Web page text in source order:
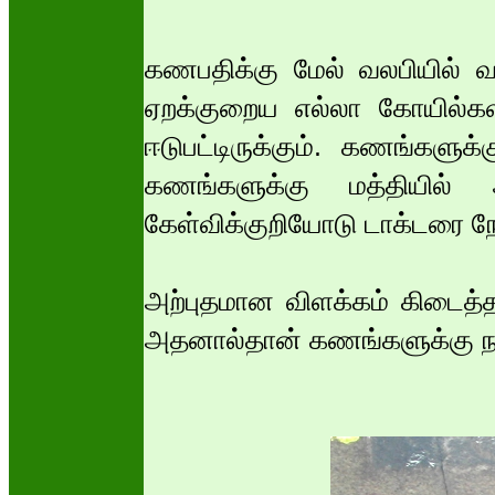
கணபதிக்கு மேல் வலபியில்
ஏறக்குறைய எல்லா
ஈடுபட்டிருக்கும்.
கணங்களுக்கு
கேள்விக்குறியோடு டாக்டரை
அற்புதமான விளக்கம்
அதனால்தான் கணங்களுக்கு